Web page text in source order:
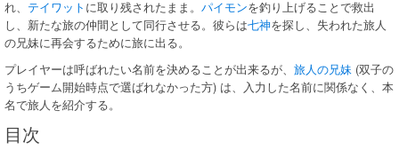
れ、 テイワット に取り残されたまま。 パイモンを釣り上げることで救出
し、新たな旅の仲間として同行させる。彼らは七神を探し、失われた旅人
の兄妹に再会するために旅に出る。
プレイヤーは呼ばれたい名前を決めることが出来るが、 旅人の兄妹 (双子の
うちゲーム開始時点で選ばれなかった方) は、入力した名前に関係なく、本
名で旅人を紹介する。
目次